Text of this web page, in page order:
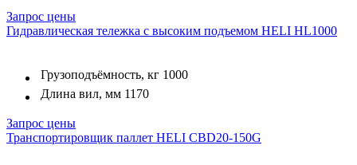
Запрос цены
Гидравлическая тележка c высоким подъемом HELI HL1000
Грузоподъёмность, кг 1000
Длина вил, мм 1170
Запрос цены
Транспортировщик паллет HELI CBD20-150G